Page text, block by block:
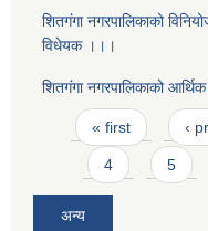
शितगंगा नगरपालिकाको
विधेयक ।।।
शितगंगा नगरपालिकाको
Pages
« first ‹
4 5
अन्य